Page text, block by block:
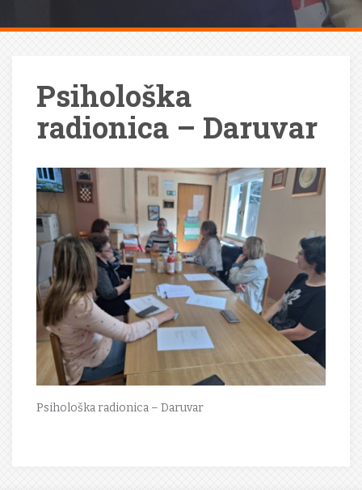
Psihološka
radionica – Daruvar
Psihološka radionica – Daruvar